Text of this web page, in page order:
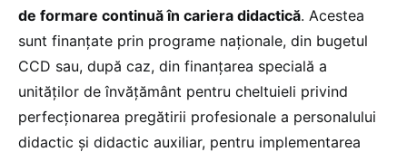
de formare continuă în cariera didactică. Acestea
sunt finanțate prin programe naționale, din bugetul
CCD sau, după caz, din finanțarea specială a
unităților de învățământ pentru cheltuieli privind
perfecționarea pregătirii profesionale a personalului
didactic și didactic auxiliar, pentru implementarea